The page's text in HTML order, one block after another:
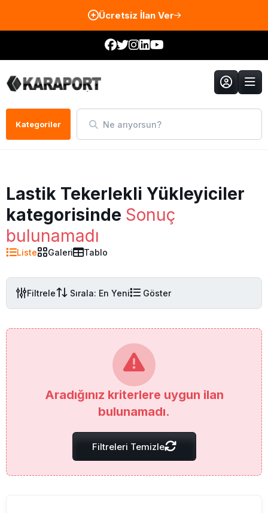
Ücretsiz İlan Ver
Kategoriler Ne arıyorsun?
Lastik Tekerlekli Yükleyiciler
kategorisinde Sonuç
bulunamadı
Liste Galeri Tablo
Filtrele Sırala: En Yeni Göster
Aradığınız kriterlere uygun ilan
bulunamadı.
Filtreleri Temizle